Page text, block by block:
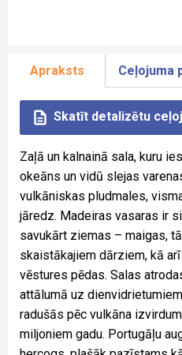
Apraksts Ceļojuma
Skatīt detalizētu
Zaļā un kalnainā sala, kuru
okeāns un vidū slejas
vulkāniskas pludmales,
jāredz. Madeiras vasaras ir
savukārt ziemas – maigas,
skaistākajiem dārziem, kā
vēstures pēdas. Salas
attālumā uz
radušās pēc vulkāna
miljoniem gadu. Portugāļu